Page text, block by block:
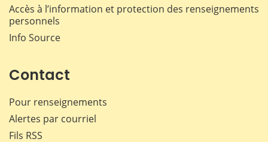
Accès à l’information et protection des renseignements
personnels
Info Source
Contact
Pour renseignements
Alertes par courriel
Fils RSS